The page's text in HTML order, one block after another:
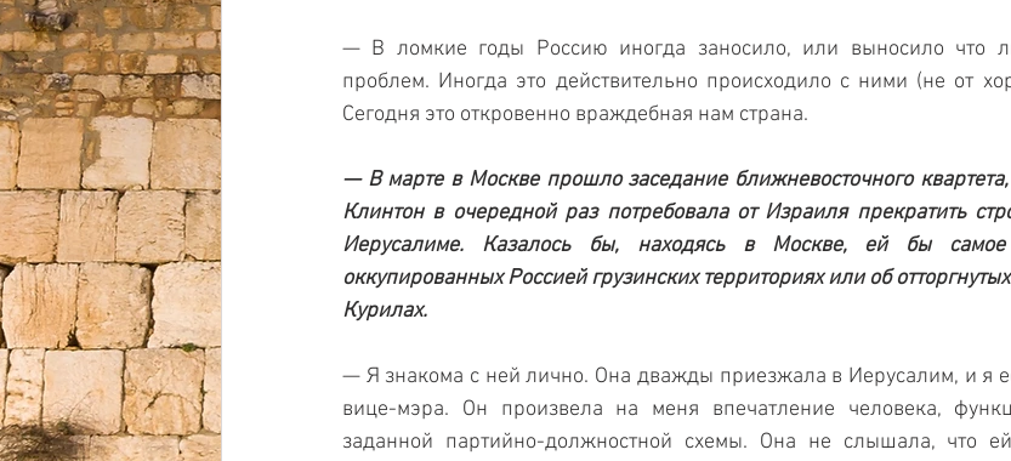
— В ломкие годы Россию иногда заносило, или выносило что
проблем. Иногда это действительно происходило с ними (не от
Сегодня это откровенно враждебная нам страна.
— В марте в Москве прошло заседание ближневосточного
Клинтон в очередной раз потребовала от Израиля прекратить
Иерусалиме. Казалось бы, находясь в Москве, ей бы
оккупированных Россией грузинских территориях или об
Курилах.
— Я знакома с ней лично. Она дважды приезжала в Иерусалим, и я
вице-мэра. Он произвела на меня впечатление человека,
заданной партийно-должностной схемы. Она не слышала, что